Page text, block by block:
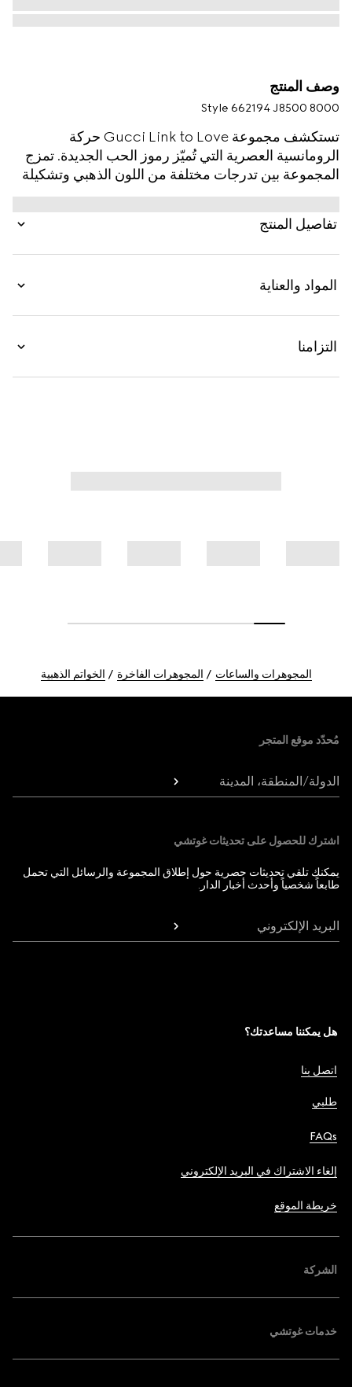
وصف المنتج
Style ‎662194 J8500 8000
تستكشف مجموعة Gucci Link to Love حركة
الرومانسية العصرية التي تُميّز رموز الحب الجديدة. تمزج
المجموعة بين تدرجات مختلفة من اللون الذهبي وتشكيلة
من اللمسات النهائية لإلغاء الحدود بين القطع المخصصة
للرجال وتلك المخصصة للنساء. صُممت كل قطعة من
القطع لتوحي بطرق ارتداء مخصصة، وذلك بفضل ميزات
قابلية التكديس والارتداء على شكل طبقات متعددة. يتميّز
قيراطاً بآلية قابلية التكديس.
تفاصيل المنتج
المواد والعناية
التزامنا
المجوهرات والساعات المجوهرات الفاخرة الخواتم الذهبية
مُحدّد موقع المتجر
الدولة/المنطقة، المدينة
اشترك للحصول على تحديثات غوتشي
يمكنك تلقي تحديثات حصرية حول إطلاق المجموعة والرسائل التي تحمل
طابعاً شخصياً وأحدث أخبار الدار.
البريد الإلكتروني
هل يمكننا مساعدتك؟
اتصل بنا
طلبي
FAQs
إلغاء الاشتراك في البريد الإلكتروني
خريطة الموقع
الشركة
خدمات غوتشي